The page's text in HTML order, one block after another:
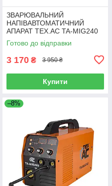
ЗВАРЮВАЛЬНИЙ
НАПІВАВТОМАТИЧНИЙ
АПАРАТ TEX.AC TA-MIG240
Готово до відправки
3 170 ₴ 3 950 ₴
Купити
–8%